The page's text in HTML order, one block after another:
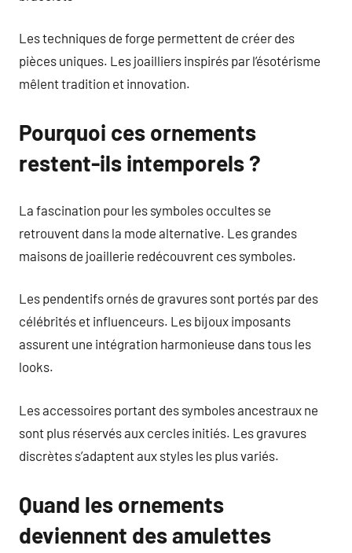
Les techniques de forge permettent de créer des
pièces uniques. Les joailliers inspirés par l’ésotérisme
mêlent tradition et innovation.
Pourquoi ces ornements
restent-ils intemporels ?
La fascination pour les symboles occultes se
retrouvent dans la mode alternative. Les grandes
maisons de joaillerie redécouvrent ces symboles.
Les pendentifs ornés de gravures sont portés par des
célébrités et influenceurs. Les bijoux imposants
assurent une intégration harmonieuse dans tous les
looks.
Les accessoires portant des symboles ancestraux ne
sont plus réservés aux cercles initiés. Les gravures
discrètes s’adaptent aux styles les plus variés.
Quand les ornements
deviennent des amulettes